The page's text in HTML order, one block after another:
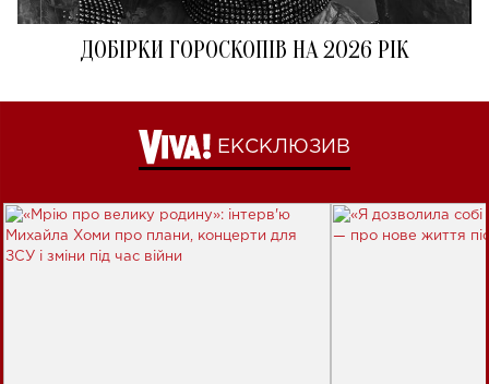
ДОБІРКИ ГОРОСКОПІВ НА 2026 РІК
ЕКСКЛЮЗИВ